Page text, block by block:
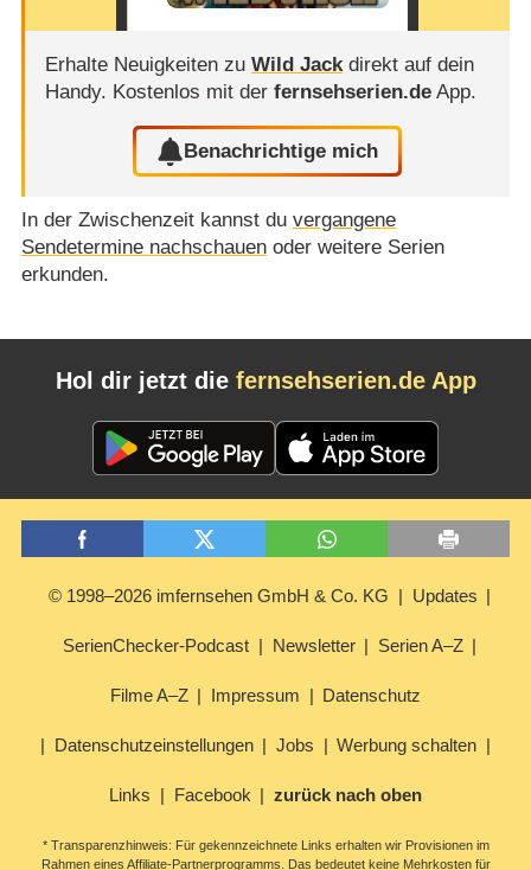
Erhalte Neuigkeiten zu Wild Jackdirekt auf dein
Handy. Kostenlos mit der fernsehserien.deApp.
Benachrichtige mich
In der Zwischenzeit kannst du vergangene
Sendetermine nachschauenoder weitere Serien
erkunden.
Hol dir jetzt die fernsehserien.de App
© 1998–2026 imfernsehen GmbH & Co. KG Updates
SerienChecker-Podcast Newsletter Serien A–Z
Filme A–Z Impressum Datenschutz
Datenschutzeinstellungen Jobs Werbung schalten
Links Facebook zurück nach oben
* Transparenzhinweis: Für gekennzeichnete Links erhalten wir Provisionen im
Rahmen eines Affiliate-Partnerprogramms. Das bedeutet keine Mehrkosten für